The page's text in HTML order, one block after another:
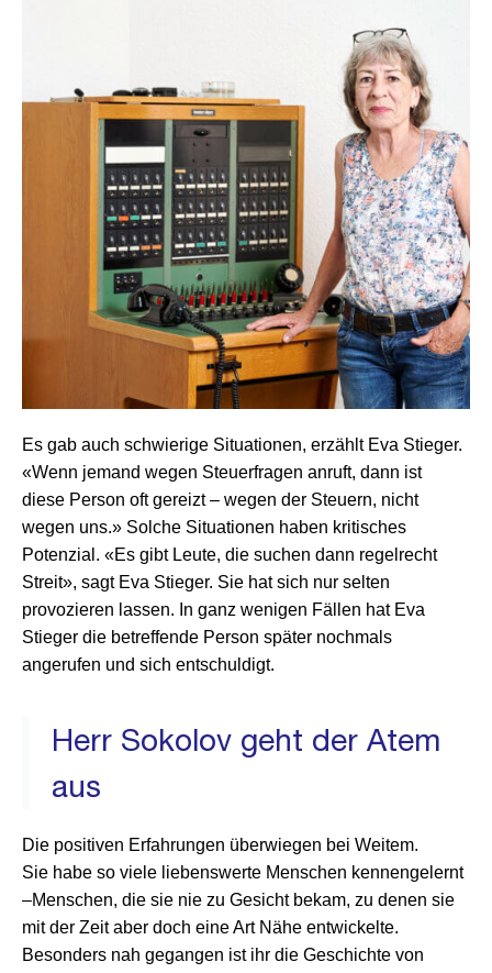
Es gab auch schwierige Situationen, erzählt Eva Stieger.
«Wenn jemand wegen Steuerfragen anruft, dann ist
diese Person oft gereizt – wegen der Steuern, nicht
wegen uns.» Solche Situationen haben kritisches
Potenzial. «Es gibt Leute, die suchen dann regelrecht
Streit», sagt Eva Stieger. Sie hat sich nur selten
provozieren lassen. In ganz wenigen Fällen hat Eva
Stieger die betreffende Person später nochmals
angerufen und sich entschuldigt.
Herr Sokolov geht der Atem
aus
Die positiven Erfahrungen überwiegen bei Weitem.
Sie habe so viele liebenswerte Menschen kennengelernt
–Menschen, die sie nie zu Gesicht bekam, zu denen sie
mitder Zeit aber doch eine Art Nähe entwickelte.
Besonders nah gegangen ist ihr die Geschichte von